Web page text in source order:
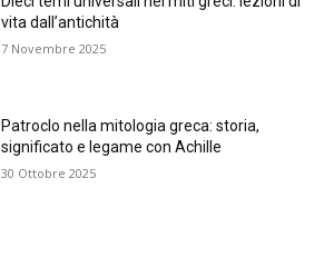
vita dall’antichità
7 Novembre 2025
Patroclo nella mitologia greca: storia,
significato e legame con Achille
30 Ottobre 2025